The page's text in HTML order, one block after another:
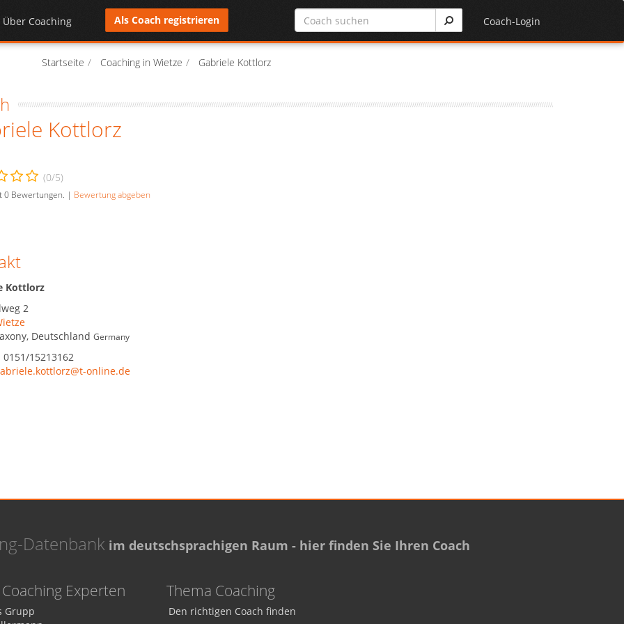
Über Coaching Coach-Login
Als Coach registrieren
Startseite Coaching in Wietze Gabriele Kottlorz
Kottlorz
(0/5)
0Bewertungen. | Bewertung abgeben
Kottlorz
2
, Deutschland Germany
0151/15213162
online.de
Datenbank im deutschsprachigen Raum - hier finden Sie Ihren Coach
Experten
Grupp
Thema Coaching
Den richtigen Coach finden